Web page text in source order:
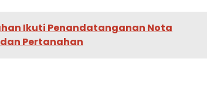
Ikuti Penandatanganan Nota
Pertanahan